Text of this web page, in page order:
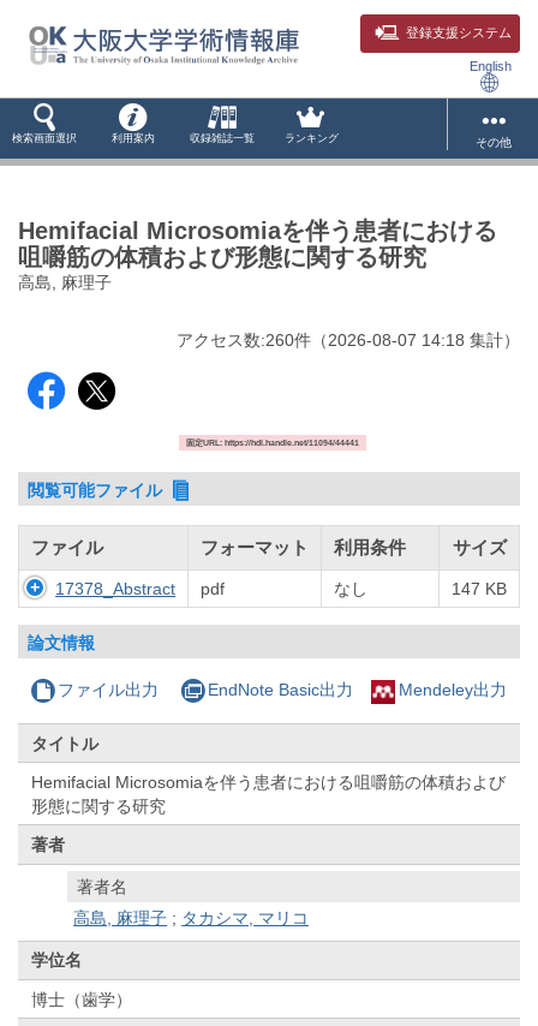
登録支援システム
English
検索画面選択 利用案内 収録雑誌一覧 ランキング その他
Hemifacial Microsomiaを伴う患者における
咀嚼筋の体積および形態に関する研究
高島, 麻理子
アクセス数:260件 （2026-08-07 14:18 集計）
固定URL: https://hdl.handle.net/11094/44441
閲覧可能ファイル
ファイル フォーマット 利用条件 サイズ
17378_Abstract pdf なし 147 KB
論文情報
ファイル出力 EndNote Basic出力 Mendeley出力
タイトル
Hemifacial Microsomiaを伴う患者における咀嚼筋の体積および
形態に関する研究
著者
著者名
高島, 麻理子 ; タカシマ, マリコ
学位名
博士（歯学）